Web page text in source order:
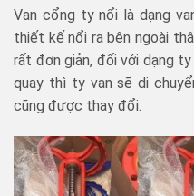
Van cổng ty nổi là dạng
thiết kế nổi ra bên ngoài
rất đơn giản, đối với dạng
quay thì ty van sẽ di
cũng được thay đổi.